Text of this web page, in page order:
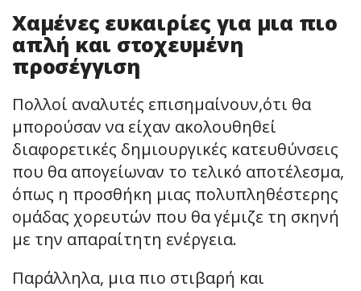
Χαμένες ευκαιρίες για μια πιο
απλή και στοχευμένη
προσέγγιση
Πολλοί αναλυτές επισημαίνουν,ότι θα
μπορούσαν να είχαν ακολουθηθεί
διαφορετικές δημιουργικές κατευθύνσεις
που θα απογείωναν το τελικό αποτέλεσμα,
όπως η προσθήκη μιας πολυπληθέστερης
ομάδας χορευτών που θα γέμιζε τη σκηνή
με την απαραίτητη ενέργεια.
Παράλληλα, μια πιο στιβαρή και